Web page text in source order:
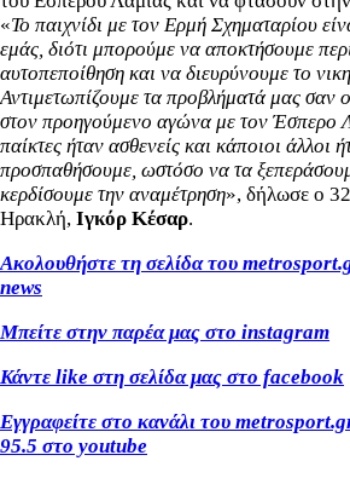
«Το παιχνίδι με τον Ερμή Σχηματαρίου
εμάς, διότι μπορούμε να αποκτήσουμε
αυτοπεποίθηση και να διευρύνουμε το
Αντιμετωπίζουμε τα προβλήματά μας σαν
στον προηγούμενο αγώνα με τον Έσπερο
παίκτες ήταν ασθενείς και κάποιοι άλλοι
προσπαθήσουμε, ωστόσο να τα
κερδίσουμε την αναμέτρηση», δήλωσε ο
Ηρακλή, Ιγκόρ Κέσαρ.
Ακολουθήστε τη σελίδα του
news
Μπείτε στην παρέα μας στο instagram
Κάντε like στη σελίδα μας στο facebook
Εγγραφείτε στο κανάλι του
95.5 στο youtube